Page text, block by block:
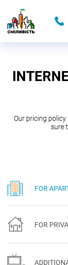
Our pricing
sure
FOR
FOR